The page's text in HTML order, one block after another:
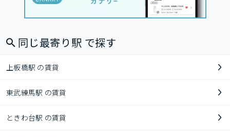
同じ最寄り駅 で探す
上板橋駅 の賃貸
東武練馬駅 の賃貸
ときわ台駅 の賃貸